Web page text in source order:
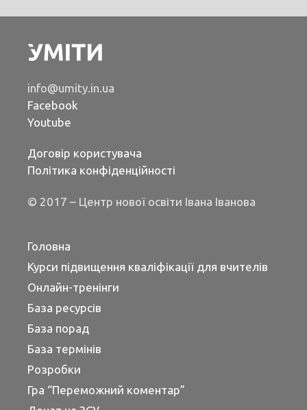
info@umity.in.ua
Facebook
Youtube
Договір користувача
Політика конфіденційності
© 2017 – Центр нової освіти Івана Іванова
Головна
Курси підвищення кваліфікації для вчителів
Онлайн-тренінги
База ресурсів
База порад
База термінів
Розробки
Гра “Переможний коментар”